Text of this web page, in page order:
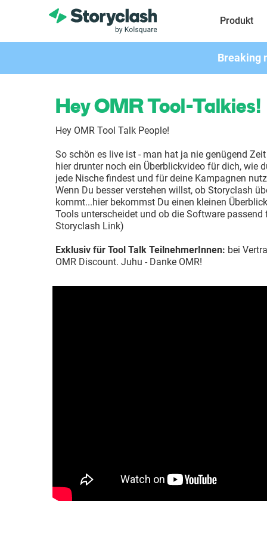
Produkt
Breaking
Hey OMR Tool-Talkies!
Hey OMR Tool Talk People!
So schön es live ist - man hat ja nie genügend
hier drunter noch ein Überblickvideo für dich, wie
jede Nische findest und für deine Kampagnen
Wenn Du besser verstehen willst, ob Storyclash
kommt...hier bekommst Du einen kleinen
Tools unterscheidet und ob die Software passend
Storyclash Link)
Exklusiv für Tool Talk TeilnehmerInnen: bei
OMR Discount. Juhu - Danke OMR!